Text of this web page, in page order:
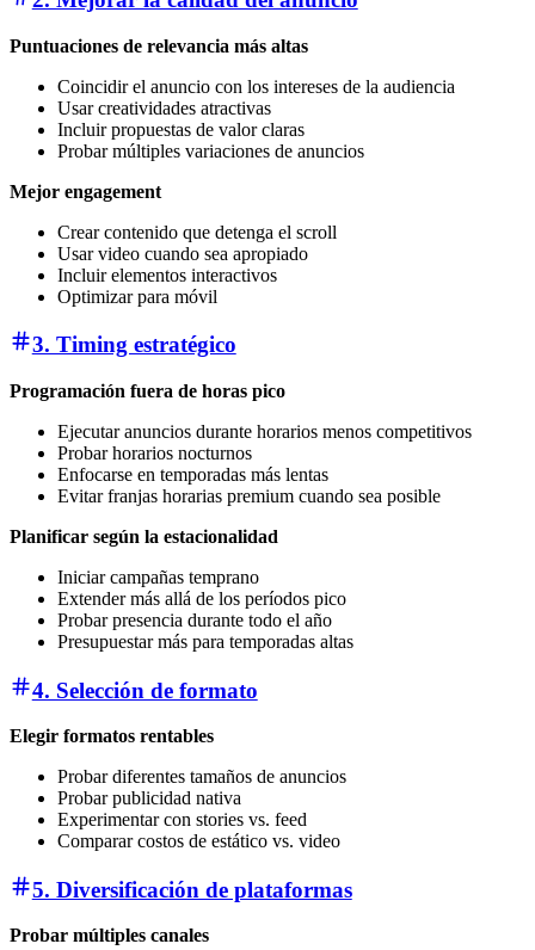
Puntuaciones de relevancia más altas
Coincidir el anuncio con los intereses de la audiencia
Usar creatividades atractivas
Incluir propuestas de valor claras
Probar múltiples variaciones de anuncios
Mejor engagement
Crear contenido que detenga el scroll
Usar video cuando sea apropiado
Incluir elementos interactivos
Optimizar para móvil
3. Timing estratégico
Programación fuera de horas pico
Ejecutar anuncios durante horarios menos competitivos
Probar horarios nocturnos
Enfocarse en temporadas más lentas
Evitar franjas horarias premium cuando sea posible
Planificar según la estacionalidad
Iniciar campañas temprano
Extender más allá de los períodos pico
Probar presencia durante todo el año
Presupuestar más para temporadas altas
4. Selección de formato
Elegir formatos rentables
Probar diferentes tamaños de anuncios
Probar publicidad nativa
Experimentar con stories vs. feed
Comparar costos de estático vs. video
5. Diversificación de plataformas
Probar múltiples canales